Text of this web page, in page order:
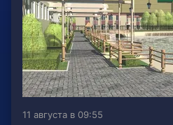
11 августа в 09:55